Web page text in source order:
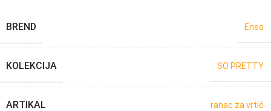
BREND Enso
KOLEKCIJA SO PRETTY
ARTIKAL ranac za vrtić